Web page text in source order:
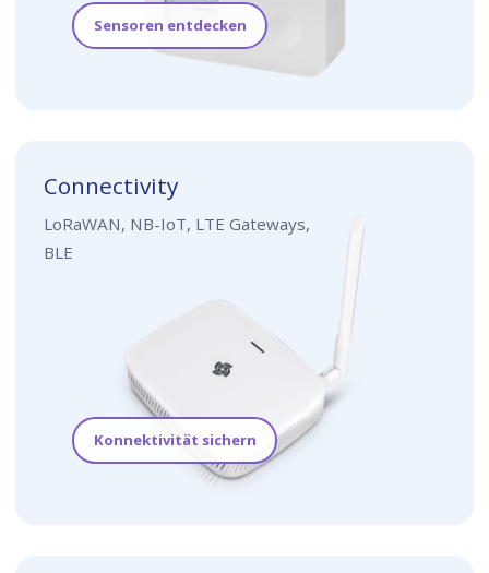
Sensoren entdecken
Connectivity
LoRaWAN, NB-IoT, LTE Gateways,
BLE
Konnektivität sichern